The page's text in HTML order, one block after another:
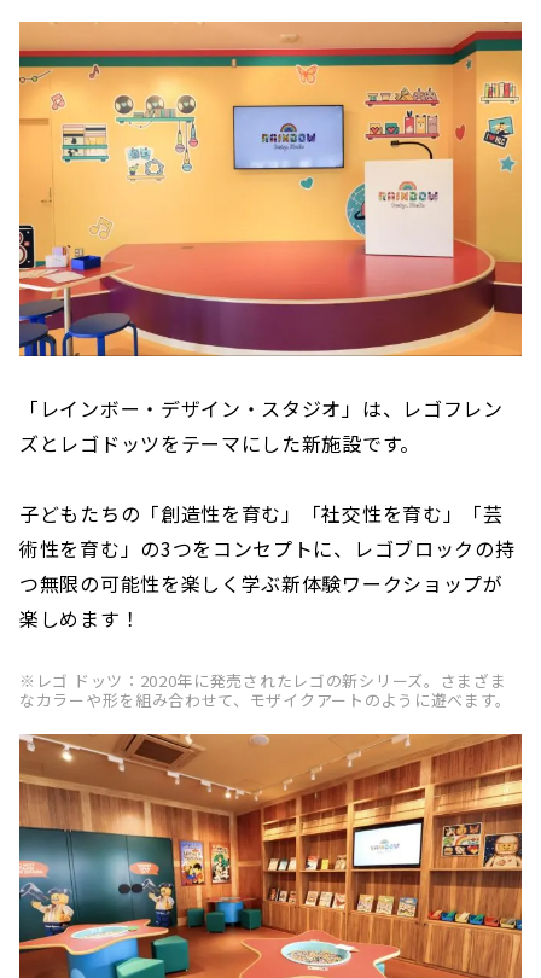
「レインボー・デザイン・スタジオ」は、レゴフレン
ズとレゴドッツをテーマにした新施設です。
子どもたちの「創造性を育む」「社交性を育む」「芸
術性を育む」の3つをコンセプトに、レゴブロックの持
つ無限の可能性を楽しく学ぶ新体験ワークショップが
楽しめます！
※レゴ ドッツ：2020年に発売されたレゴの新シリーズ。さまざま
なカラーや形を組み合わせて、モザイクアートのように遊べます。